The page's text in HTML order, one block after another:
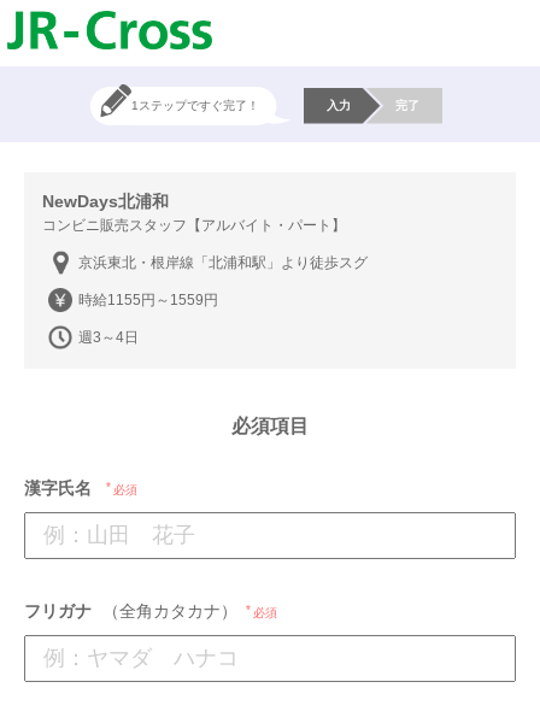
1ステップですぐ完了！ 入力 完了
NewDays北浦和
コンビニ販売スタッフ【アルバイト・パート】
京浜東北・根岸線「北浦和駅」より徒歩スグ
時給1155円～1559円
週3～4日
必須項目
漢字氏名 必須
フリガナ （全角カタカナ） 必須